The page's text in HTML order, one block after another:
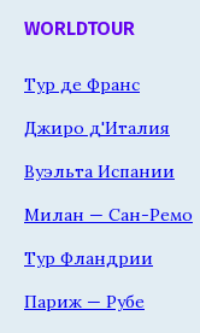
WORLDTOUR
Тур де Франс
Джиро д'Италия
Вуэльта Испании
Милан — Сан-Ремо
Тур Фландрии
Париж — Рубе